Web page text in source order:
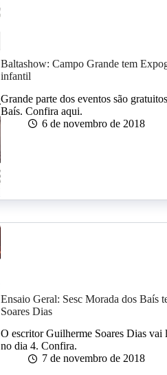
Baltashow: Campo Grande tem
infantil
Grande parte dos eventos são
Baís. Confira aqui.
6 de novembro de 2018
Ensaio Geral: Sesc Morada dos Baís
Soares Dias
O escritor Guilherme Soares Dias
no dia 4. Confira.
7 de novembro de 2018